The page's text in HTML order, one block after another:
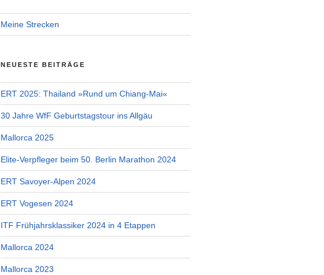
Meine Strecken
NEUESTE BEITRÄGE
ERT 2025: Thailand »Rund um Chiang-Mai«
30 Jahre WfF Geburtstagstour ins Allgäu
Mallorca 2025
Elite-Verpfleger beim 50. Berlin Marathon 2024
ERT Savoyer-Alpen 2024
ERT Vogesen 2024
ITF Frühjahrsklassiker 2024 in 4 Etappen
Mallorca 2024
Mallorca 2023